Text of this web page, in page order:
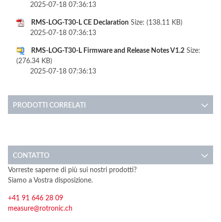
2025-07-18 07:36:13
RMS-LOG-T30-L CE Declaration Size: (138.11 KB)
2025-07-18 07:36:13
RMS-LOG-T30-L Firmware and Release Notes V1.2 Size:
(276.34 KB)
2025-07-18 07:36:13
PRODOTTI CORRELATI
CONTATTO
Vorreste saperne di più sui nostri prodotti?
Siamo a Vostra disposizione.
+41 91 646 28 09
measure@rotronic.ch